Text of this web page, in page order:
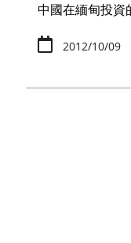
中國在緬甸投資
2012/10/09